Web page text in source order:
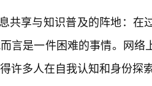
共享与知识普及的阵地：在
言是一件困难的事情。网
许多人在自我认知和身份探